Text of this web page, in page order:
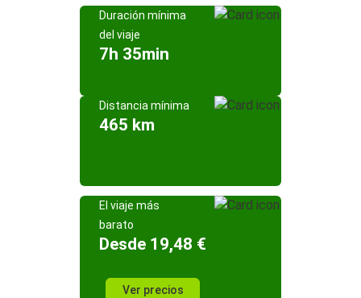
Duración mínima
del viaje
7h 35min
Distancia mínima
465 km
El viaje más
barato
Desde 19,48 €
Ver precios